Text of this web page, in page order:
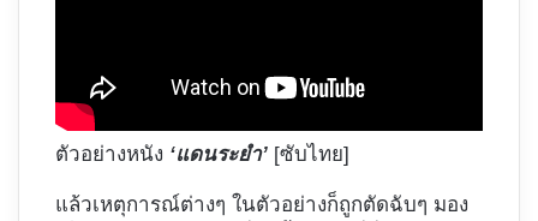
ตัวอย่างหนัง ‘แดนระยำ’ [ซับไทย]
แล้วเหตุการณ์ต่างๆ ในตัวอย่างก็ถูกตัดฉับๆ มอง